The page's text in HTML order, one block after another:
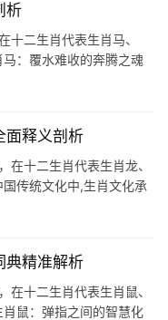
析
十二生肖代表生肖马、
：覆水难收的奔腾之魂
易因冲动决策破财，尤
面释义剖析
在十二生肖代表生肖龙、
传统文化中,生肖文化承
些生肖则需警惕“破财不
典精准解析
在十二生肖代表生肖鼠、
鼠：弹指之间的智慧化